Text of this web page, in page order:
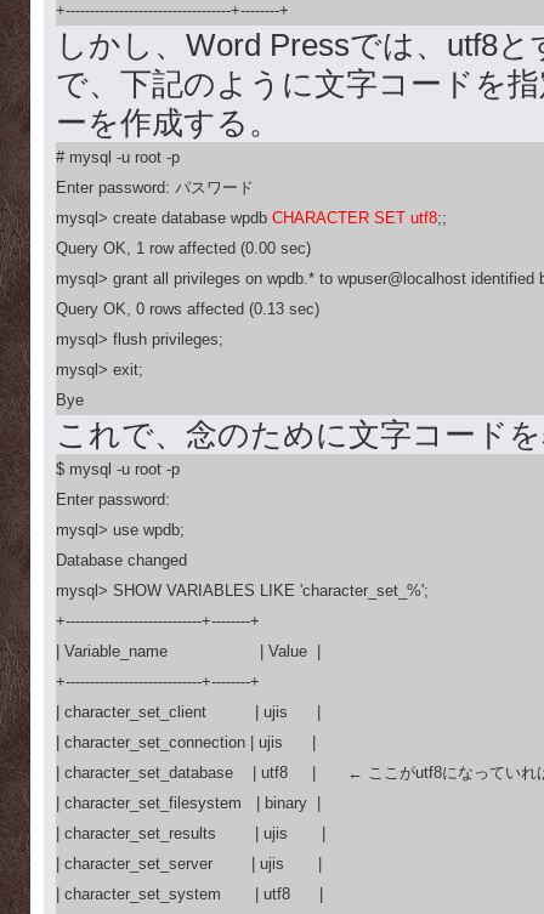
+----------------------------------+--------+
しかし、Word Pressでは、utf8
で、下記のように文字コードを
ーを作成する。
# mysql -u root -p
Enter password: パスワード
mysql> create database wpdb CHARACTER SET utf8;;
Query OK, 1 row affected (0.00 sec)
mysql> grant all privileges on wpdb.* to wpuser@localhost identified
Query OK, 0 rows affected (0.13 sec)
mysql> flush privileges;
mysql> exit;
Bye
これで、念のために文字コード
$ mysql -u root -p
Enter password:
mysql> use wpdb;
Database changed
mysql> SHOW VARIABLES LIKE 'character_set_%';
+----------------------------+--------+
| Variable_name                   | Value  |
+----------------------------+--------+
| character_set_client          | ujis      |
| character_set_connection | ujis      |
| character_set_database    | utf8     |　　← ここがutf8になっていれ
| character_set_filesystem   | binary  |
| character_set_results        | ujis       |
| character_set_server        | ujis       |
| character_set_system       | utf8      |